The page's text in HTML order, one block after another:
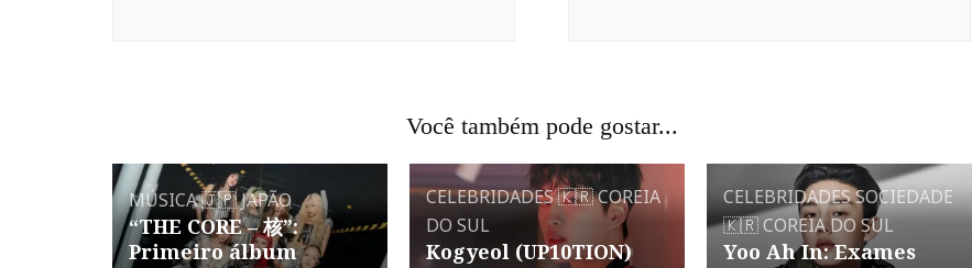
Você também pode gostar...
MÚSICA🇯🇵 JAPÃO
“THE CORE – 核”:
Primeiro álbum
CELEBRIDADES🇰🇷 COREIA
DO SUL
Kogyeol (UP10TION)
CELEBRIDADESSOCIEDADE
🇰🇷 COREIA DO SUL
Yoo Ah In: Exames